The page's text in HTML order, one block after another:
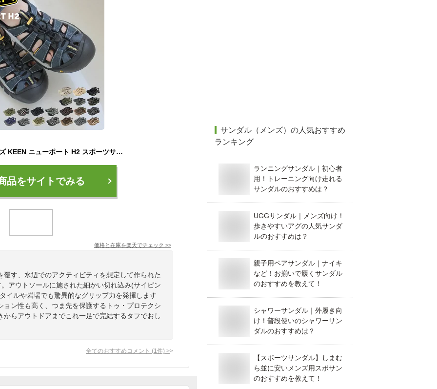
キーン サンダル メンズ KEEN ニューポート H2 スポーツサンダル スポサン 靴 アウトドア レジャー 旅行 夏 川 海 履きやすい おしゃれ ブランド グレー ネイビー 紺 カーキ グリーン ベージュ カモフラージュ 迷彩 ブラック 黒 ブラウン|slz|
品をサイトでみる
価格と在庫を楽天でチェック >>
す、水辺でのアクティビティを想定して作られた
アウトソールに施された細かい切れ込み(サイピン
イルや岩場でも驚異的なグリップ力を発揮します
ョン性も高く、つま先を保護するトゥ・プロテクシ
らアウトドアまでこれ一足で完結するタフでおし
全てのおすすめコメント (1 件) >
サンダル（メンズ） の人気おすすめ
ランキング
ランニングサンダル｜初心者
用！トレーニング向け走れる
サンダルのおすすめは？
UGGサンダル｜メンズ向け！
歩きやすいアグの人気サンダ
ルのおすすめは？
親子用ペアサンダル｜ナイキ
など！お揃いで履くサンダル
のおすすめを教えて！
シャワーサンダル｜外履き向
け！普段使いのシャワーサン
ダルのおすすめは？
【スポーツサンダル】しまむ
ら並に安いメンズ用スポサン
のおすすめを教えて！